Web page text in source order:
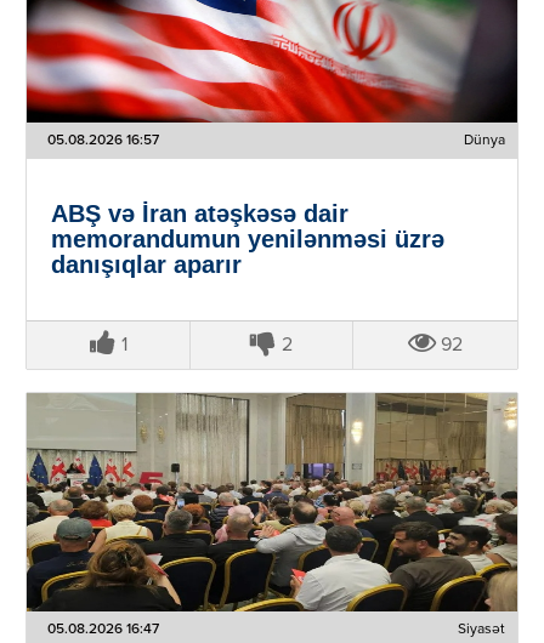
05.08.2026 16:57 Dünya
ABŞ və İran atəşkəsə dair
memorandumun yenilənməsi üzrə
danışıqlar aparır
1 2 92
05.08.2026 16:47 Siyasət